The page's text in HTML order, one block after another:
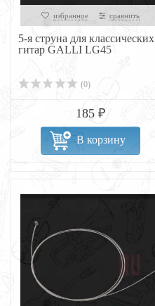
избранное сравнить
5-я струна для классических
гитар GALLI LG45
(0)
185 ₽
В корзину